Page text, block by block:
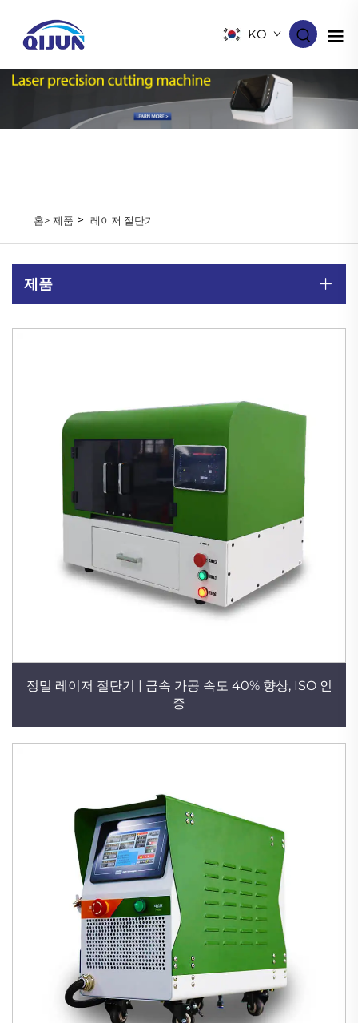
KO
홈> 제품 > 레이저 절단기
제품
정밀 레이저 절단기 | 금속 가공 속도 40% 향상, ISO 인
증